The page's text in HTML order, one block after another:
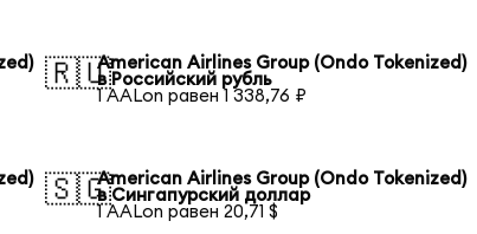
🇷🇺American Airlines Group (Ondo Tokenized)
в Российский рубль
1 AALon равен 1 338,76 ₽
🇸🇬American Airlines Group (Ondo Tokenized)
в Сингапурский доллар
1 AALon равен 20,71 $